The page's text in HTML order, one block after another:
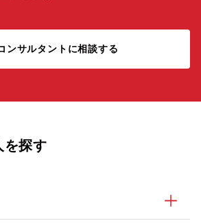
ンサルタントに相談する
を探す